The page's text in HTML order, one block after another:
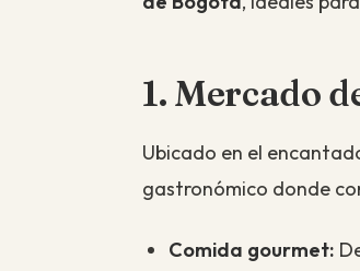
1. Mercado
Ubicado en el
gastronómico donde
Comida gourmet: